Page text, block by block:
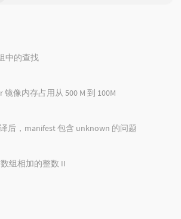
中的查找
镜像内存占用从 500 M 到 100M
后，manifest 包含 unknown 的问题
组相加的整数 II